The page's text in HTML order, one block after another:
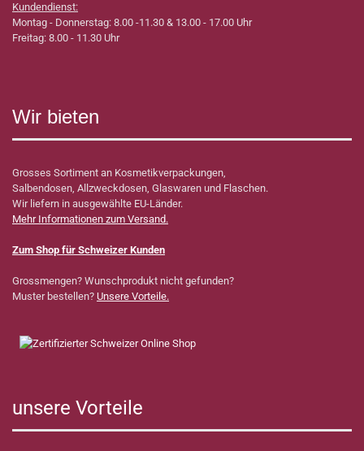
Kundendienst:
Montag - Donnerstag: 8.00 -11.30 & 13.00 - 17.00 Uhr
Freitag: 8.00 - 11.30 Uhr
Wir bieten
Grosses Sortiment an Kosmetikverpackungen,
Salbendosen, Allzweckdosen, Glaswaren und Flaschen.
Wir liefern in ausgewählte EU-Länder.
Mehr Informationen zum Versand.
Zum Shop für Schweizer Kunden
Grossmengen? Wunschprodukt nicht gefunden?
Muster bestellen? Unsere Vorteile.
unsere Vorteile